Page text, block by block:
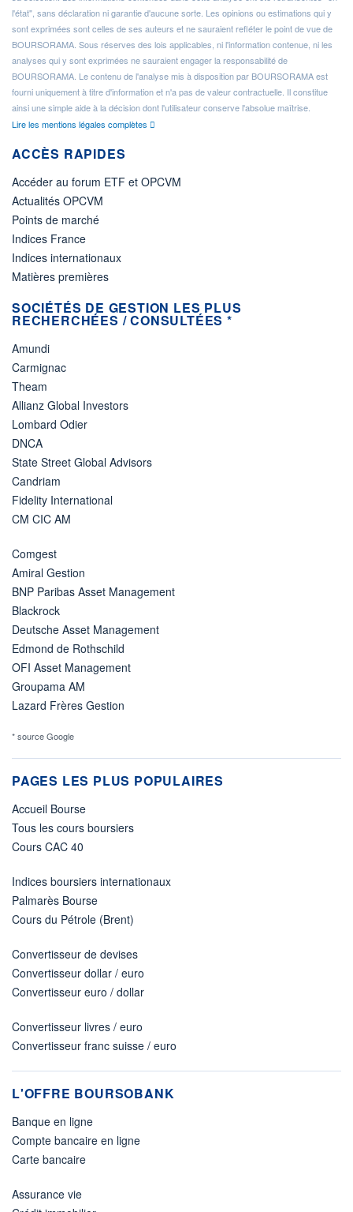
l'état", sans déclaration ni garantie d'aucune sorte. Les opinions ou estimations qui y
sont exprimées sont celles de ses auteurs et ne sauraient refléter le point de vue de
BOURSORAMA. Sous réserves des lois applicables, ni l'information contenue, ni les
analyses qui y sont exprimées ne sauraient engager la responsabilité de
BOURSORAMA. Le contenu de l'analyse mis à disposition par BOURSORAMA est
fourni uniquement à titre d'information et n'a pas de valeur contractuelle. Il constitue
ainsi une simple aide à la décision dont l'utilisateur conserve l'absolue maîtrise.
Lire les mentions légales complètes
ACCÈS RAPIDES
Accéder au forum ETF et OPCVM
Actualités OPCVM
Points de marché
Indices France
Indices internationaux
Matières premières
SOCIÉTÉS DE GESTION LES PLUS
RECHERCHÉES / CONSULTÉES *
Amundi
Carmignac
Theam
Allianz Global Investors
Lombard Odier
DNCA
State Street Global Advisors
Candriam
Fidelity International
CM CIC AM
Comgest
Amiral Gestion
BNP Paribas Asset Management
Blackrock
Deutsche Asset Management
Edmond de Rothschild
OFI Asset Management
Groupama AM
Lazard Frères Gestion
* source Google
PAGES LES PLUS POPULAIRES
Accueil Bourse
Tous les cours boursiers
Cours CAC 40
Indices boursiers internationaux
Palmarès Bourse
Cours du Pétrole (Brent)
Convertisseur de devises
Convertisseur dollar / euro
Convertisseur euro / dollar
Convertisseur livres / euro
Convertisseur franc suisse / euro
L'OFFRE BOURSOBANK
Banque en ligne
Compte bancaire en ligne
Carte bancaire
Assurance vie